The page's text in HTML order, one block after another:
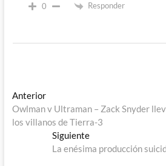
0 Responder
Navegación
de
entradas
AnteriorEntrada
anterior:
Owlman v Ultraman – Zack Snyder
los villanos de Tierra-3
SiguienteEntrada
siguiente:
La enésima producción